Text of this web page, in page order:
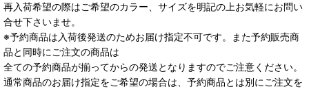
再入荷希望の際はご希望のカラー、サイズを明記の上お気軽にお問い
合せ下さいませ。
※予約商品は入荷後発送のためお届け指定不可です。また予約販売商
品と同時にご注文の商品は
全ての予約商品が揃ってからの発送となりますのでご注意ください。
通常商品のお届け指定をご希望の場合は、予約商品とは別にご注文を